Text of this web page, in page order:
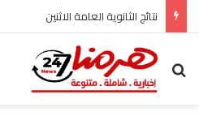
نتائج الثانوية العامة الاثنين
بحث عن